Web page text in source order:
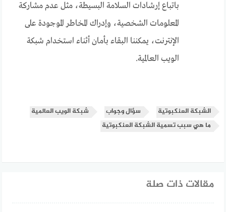
باتباع إرشادات السلامة البسيطة، مثل عدم مشاركة
المعلومات الشخصية، وإدراك المخاطر الموجودة على
الإنترنت، يمكننا البقاء بأمان أثناء استخدام شبكة
الويب العالمية.
الشبكة العنكبوتية سؤال وجواب
شبكة الويب العالمية
ما هي سبب تسمية الشبكة العنكبوتية
مقالات ذات صلة